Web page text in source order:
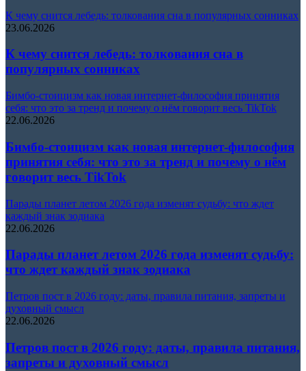
К чему снится лебедь: толкования сна в популярных сонниках
23.06.2026
К чему снится лебедь: толкования сна в
популярных сонниках
Бимбо-стоицизм как новая интернет-философия принятия
себя: что это за тренд и почему о нём говорит весь TikTok
22.06.2026
Бимбо-стоицизм как новая интернет-философия
принятия себя: что это за тренд и почему о нём
говорит весь TikTok
Парады планет летом 2026 года изменят судьбу: что ждет
каждый знак зодиака
22.06.2026
Парады планет летом 2026 года изменят судьбу:
что ждет каждый знак зодиака
Петров пост в 2026 году: даты, правила питания, запреты и
духовный смысл
22.06.2026
Петров пост в 2026 году: даты, правила питания,
запреты и духовный смысл